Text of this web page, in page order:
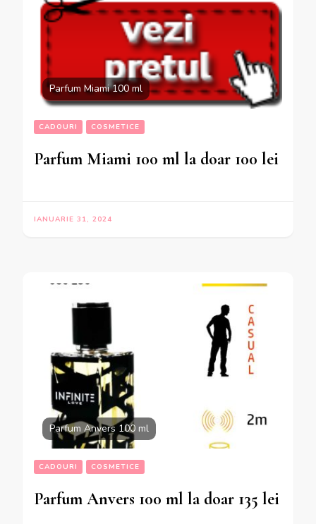
Parfum Miami 100 ml
CADOURI COSMETICE
Parfum Miami 100 ml la doar 100 lei
IANUARIE 31, 2024
Parfum Anvers 100 ml
CADOURI COSMETICE
Parfum Anvers 100 ml la doar 135 lei